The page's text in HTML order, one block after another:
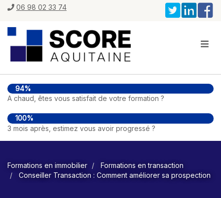
06 98 02 33 74
94%
A chaud, êtes vous satisfait de votre formation ?
100%
3 mois après, estimez vous avoir progressé ?
Formations en immobilier
Formations en transaction
Conseiller Transaction : Comment améliorer sa prospection